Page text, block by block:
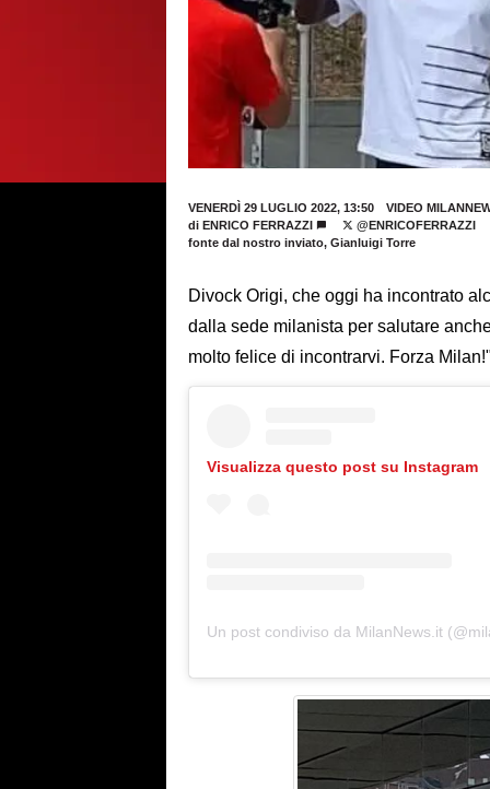
VENERDÌ 29 LUGLIO 2022, 13:50
VIDEO
di ENRICO FERRAZZI
@ENRICOFERRAZZI
fonte dal nostro inviato, Gianluigi Torre
Divock Origi, che oggi ha incontrato
dalla sede milanista per salutare
molto felice di incontrarvi. Forza
Visualizza questo post su Instagram
Un post condiviso da MilanNews.it